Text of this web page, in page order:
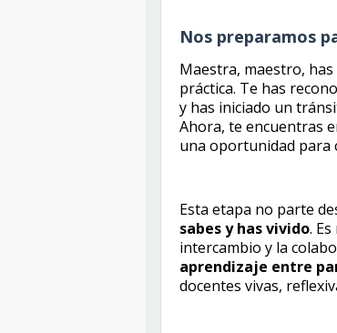
Nos preparamos
Maestra, maestro,
práctica. Te has
y has iniciado un
Ahora, te encuentras
una oportunidad para
Esta etapa no parte
sabes y has vivido.
intercambio y la
aprendizaje entre
docentes vivas,